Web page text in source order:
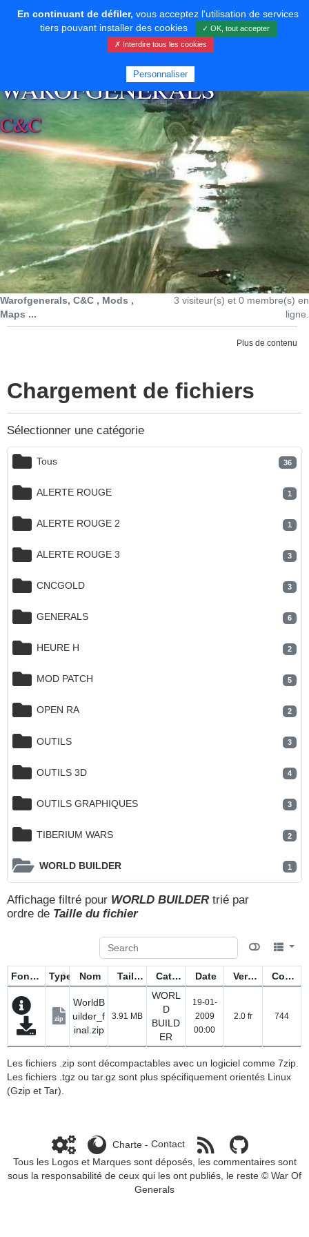
⚡ SOUTENIR LE DÉVELOPPEMENT
WAROFGENERALS
C&C
Warofgenerals, C&C , Mods ,
Maps ...
3 visiteur(s) et 0 membre(s) en
ligne.
Plus de contenu
Chargement de fichiers
Sélectionner une catégorie
Tous 36
ALERTE ROUGE 1
ALERTE ROUGE 2 1
ALERTE ROUGE 3 3
CNCGOLD 3
GENERALS 6
HEURE H 2
MOD PATCH 5
OPEN RA 2
OUTILS 3
OUTILS 3D 4
OUTILS GRAPHIQUES 3
TIBERIUM WARS 2
WORLD BUILDER 1
Affichage filtré pour WORLD BUILDER trié par
ordre de Taille du fichier
Fonctions Type Nom Taille Catégorie Date Version Compteur
zip
WorldB
uilder_f
inal.zip
3.91 MB
WORL
D
BUILD
ER
19-01-
2009
00:00
2.0 fr 744
Les fichiers .zip sont décompactables avec un logiciel comme 7zip.
Les fichiers .tgz ou tar.gz sont plus spécifiquement orientés Linux
(Gzip et Tar).
Charte- Contact
Tous les Logos et Marques sont déposés, les commentaires sont
sous la responsabilité de ceux qui les ont publiés, le reste © War Of
Generals
En continuant de défiler, vous acceptez l'utilisation de services
tiers pouvant installer des cookies
✓ OK, tout accepter
✗ Interdire tous les cookies
Personnaliser